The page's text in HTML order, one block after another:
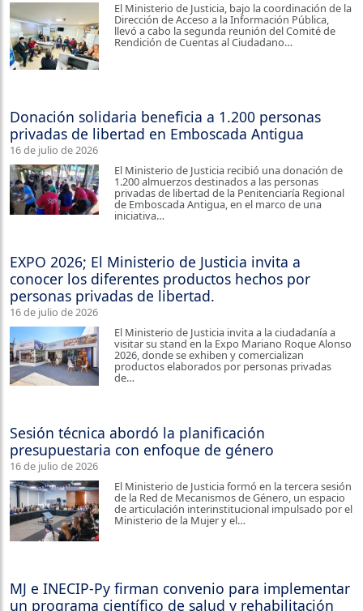
El Ministerio de Justicia, bajo la coordinación de la
Dirección de Acceso a la Información Pública,
llevó a cabo la segunda reunión del Comité de
Rendición de Cuentas al Ciudadano…
Donación solidaria beneficia a 1.200 personas
privadas de libertad en Emboscada Antigua
16 de julio de 2026
El Ministerio de Justicia recibió una donación de
1.200 almuerzos destinados a las personas
privadas de libertad de la Penitenciaría Regional
de Emboscada Antigua, en el marco de una
iniciativa…
EXPO 2026; El Ministerio de Justicia invita a
conocer los diferentes productos hechos por
personas privadas de libertad.
16 de julio de 2026
El Ministerio de Justicia invita a la ciudadanía a
visitar su stand en la Expo Mariano Roque Alonso
2026, donde se exhiben y comercializan
productos elaborados por personas privadas
de…
Sesión técnica abordó la planificación
presupuestaria con enfoque de género
16 de julio de 2026
El Ministerio de Justicia formó en la tercera sesión
de la Red de Mecanismos de Género, un espacio
de articulación interinstitucional impulsado por el
Ministerio de la Mujer y el…
MJ e INECIP-Py firman convenio para implementar
un programa científico de salud y rehabilitación